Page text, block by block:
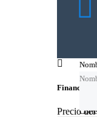
Financing
Precio